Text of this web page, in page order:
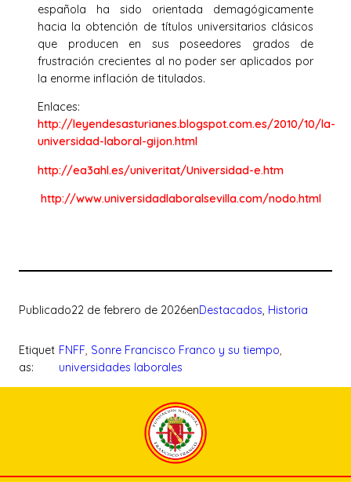
española ha sido orientada demagógicamente
hacia la obtención de títulos universitarios clásicos
que producen en sus poseedores grados de
frustración crecientes al no poder ser aplicados por
la enorme inflación de titulados.
Enlaces:
http://leyendesasturianes.blogspot.com.es/2010/10/la-
universidad-laboral-gijon.html
http://ea3ahl.es/univeritat/Universidad-e.htm
http://www.universidadlaboralsevilla.com/nodo.html
Publicado22 de febrero de 2026enDestacados, Historia
Etiquet
as:
FNFF, Sonre Francisco Franco y su tiempo
universidades laborales